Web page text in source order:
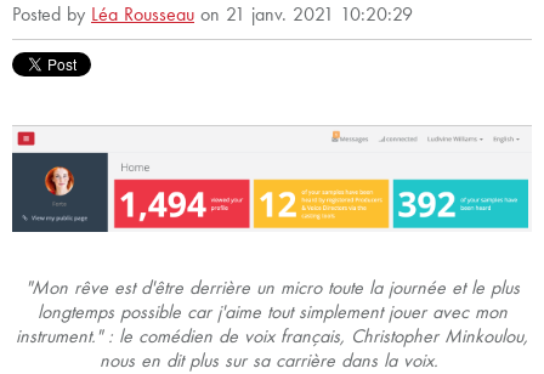
Posted by Léa Rousseau on 21 janv. 2021 10:20:29
"Mon rêve est d'être derrière un micro toute la journée et le plus
longtemps possible car j'aime tout simplement jouer avec mon
instrument." : le comédien de voix français, Christopher Minkoulou,
nous en dit plus sur sa carrière dans la voix.